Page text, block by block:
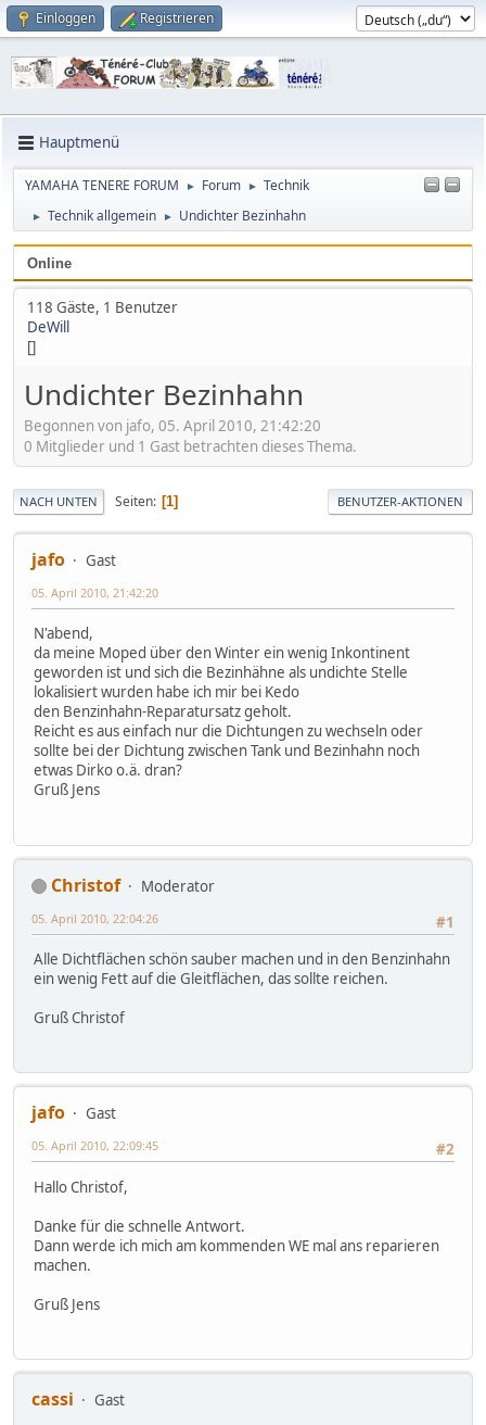
Einloggen Registrieren
Hauptmenü
YAMAHA TENERE FORUM ► Forum ► Technik
► Technik allgemein ► Undichter Bezinhahn
Online
118 Gäste, 1 Benutzer
DeWill
[]
Undichter Bezinhahn
Begonnen von jafo, 05. April 2010, 21:42:20
0 Mitglieder und 1 Gast betrachten dieses Thema.
NACH UNTEN Seiten 1 BENUTZER-AKTIONEN
jafo Gast
05. April 2010, 21:42:20
N'abend,
da meine Moped über den Winter ein wenig Inkontinent
geworden ist und sich die Bezinhähne als undichte Stelle
lokalisiert wurden habe ich mir bei Kedo
den Benzinhahn-Reparatursatz geholt.
Reicht es aus einfach nur die Dichtungen zu wechseln oder
sollte bei der Dichtung zwischen Tank und Bezinhahn noch
etwas Dirko o.ä. dran?
Gruß Jens
Christof
Moderator
#1
05. April 2010, 22:04:26
Alle Dichtflächen schön sauber machen und in den Benzinhahn
ein wenig Fett auf die Gleitflächen, das sollte reichen.
Gruß Christof
jafo
Gast
#2
05. April 2010, 22:09:45
Hallo Christof,
Danke für die schnelle Antwort.
Dann werde ich mich am kommenden WE mal ans reparieren
machen.
Gruß Jens
cassi
Gast